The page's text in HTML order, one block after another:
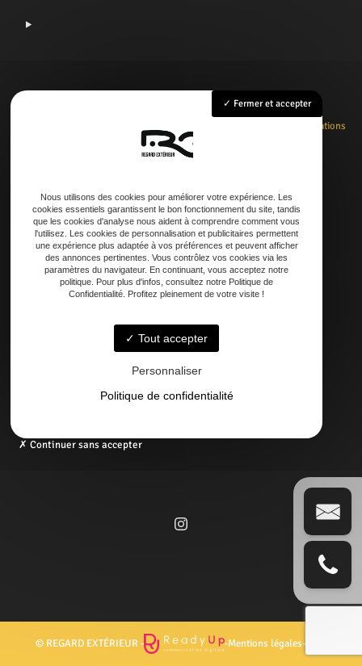
Nos réalisations
Contact
Adresse
21 AVENUE DE LAOUADIE, 40600 Biscarrosse
Téléphone
06 14 73 31 86
Email
© REGARD EXTÉRIEUR - -Mentions légales-
Fermer et accepter
Nous utilisons des cookies pour améliorer votre expérience. Les
cookies essentiels garantissent le bon fonctionnement du site, tandis
que les cookies d'analyse nous aident à comprendre comment vous
l'utilisez. Les cookies de personnalisation et publicitaires permettent
une expérience plus adaptée à vos préférences et peuvent afficher
des annonces pertinentes. Vous contrôlez vos cookies via les
paramètres du navigateur. En continuant, vous acceptez notre
politique. Pour plus d'infos, consultez notre Politique de
Confidentialité. Profitez pleinement de votre visite !
Tout accepter
Personnaliser
Politique de confidentialité
Continuer sans accepter